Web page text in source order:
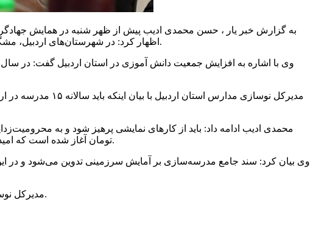
به گزارش خبر یار ، حسن محمدی ادیب پیش از ظهر شنبه در همایش
اظهار کرد: در شهرستان‌های اردبیل، نیز با کمبود فضای آموزشی روبه‌رو هستیم و سرانه متوسط به کمترین حد کاهش یافته است.
وی با اشاره به افزایش جمعیت دانش آموزی در استان اردبیل گفت: در
مدیرکل نوسازی
تومان آغاز شده است که امیدواریم به سرعت عملیات اجرایی این فضاهای آموزشی را شاهد باشیم تا به شکل کیفی و مطلوب آماده پذیرش نسل آینده باشیم.
وی بیان کرد: سند جامع مدرسه‌سازی بر آمایش سرزمینی تدوین می‌شود و در این
مدیرکل نوسازی مدارس استان اردبیل تصریح کرد: تمام سعی ما بر این است تا بهترین فضای آموزشی و تربیتی را برای نسل آینده مهیا کنیم.